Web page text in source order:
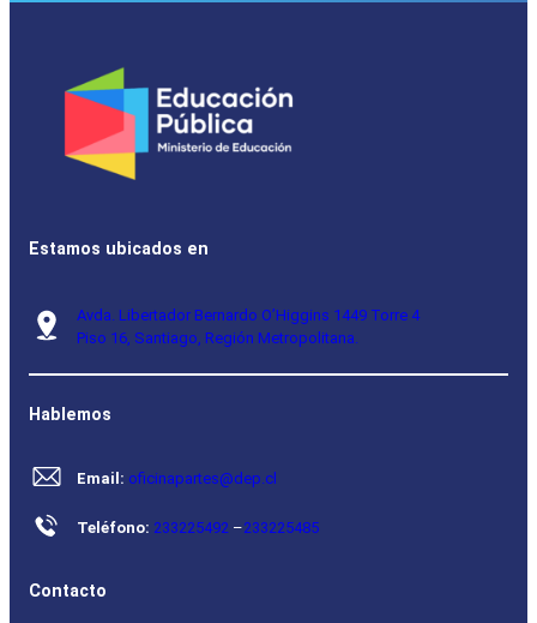
Estamos ubicados en
Avda. Libertador Bernardo O’Higgins 1449 Torre 4
Piso 16, Santiago, Región Metropolitana.
Hablemos
Email: oficinapartes@dep.cl
Teléfono: 233225492 –233225485
Contacto